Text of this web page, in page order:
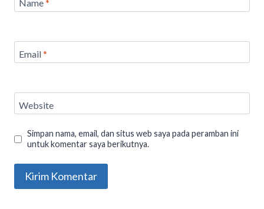
Email*
Website
Simpan nama, email, dan situs web saya pada peramban ini
untuk komentar saya berikutnya.